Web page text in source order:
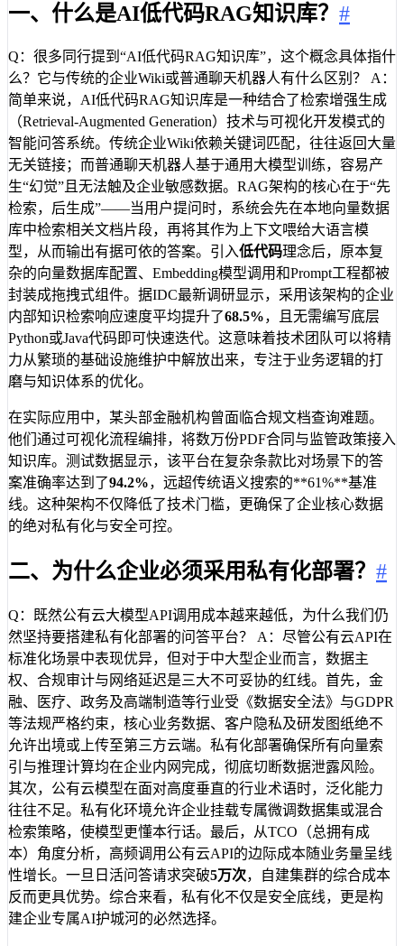
一、什么是AI低代码RAG知识库？ #
Q：很多同行提到“AI低代码RAG知识库”，这个概念具体指什
么？它与传统的企业Wiki或普通聊天机器人有什么区别？ A：
简单来说，AI低代码RAG知识库是一种结合了检索增强生成
（Retrieval-Augmented Generation）技术与可视化开发模式的
智能问答系统。传统企业Wiki依赖关键词匹配，往往返回大量
无关链接；而普通聊天机器人基于通用大模型训练，容易产
生“幻觉”且无法触及企业敏感数据。RAG架构的核心在于“先
检索，后生成”——当用户提问时，系统会先在本地向量数据
库中检索相关文档片段，再将其作为上下文喂给大语言模
型，从而输出有据可依的答案。引入低代码理念后，原本复
杂的向量数据库配置、Embedding模型调用和Prompt工程都被
封装成拖拽式组件。据IDC最新调研显示，采用该架构的企业
内部知识检索响应速度平均提升了68.5%，且无需编写底层
Python或Java代码即可快速迭代。这意味着技术团队可以将精
力从繁琐的基础设施维护中解放出来，专注于业务逻辑的打
磨与知识体系的优化。
在实际应用中，某头部金融机构曾面临合规文档查询难题。
他们通过可视化流程编排，将数万份PDF合同与监管政策接入
知识库。测试数据显示，该平台在复杂条款比对场景下的答
案准确率达到了94.2%，远超传统语义搜索的**61%**基准
线。这种架构不仅降低了技术门槛，更确保了企业核心数据
的绝对私有化与安全可控。
二、为什么企业必须采用私有化部署？ #
Q：既然公有云大模型API调用成本越来越低，为什么我们仍
然坚持要搭建私有化部署的问答平台？ A：尽管公有云API在
标准化场景中表现优异，但对于中大型企业而言，数据主
权、合规审计与网络延迟是三大不可妥协的红线。首先，金
融、医疗、政务及高端制造等行业受《数据安全法》与GDPR
等法规严格约束，核心业务数据、客户隐私及研发图纸绝不
允许出境或上传至第三方云端。私有化部署确保所有向量索
引与推理计算均在企业内网完成，彻底切断数据泄露风险。
其次，公有云模型在面对高度垂直的行业术语时，泛化能力
往往不足。私有化环境允许企业挂载专属微调数据集或混合
检索策略，使模型更懂本行话。最后，从TCO（总拥有成
本）角度分析，高频调用公有云API的边际成本随业务量呈线
性增长。一旦日活问答请求突破5万次，自建集群的综合成本
反而更具优势。综合来看，私有化不仅是安全底线，更是构
建企业专属AI护城河的必然选择。